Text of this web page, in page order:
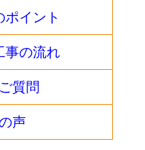
イント
事の流れ
質問
声